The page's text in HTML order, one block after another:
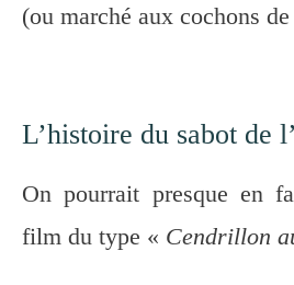
(ou marché aux cochons
L’histoire du sabot de
On pourrait presque en
film du type « Cendrillon